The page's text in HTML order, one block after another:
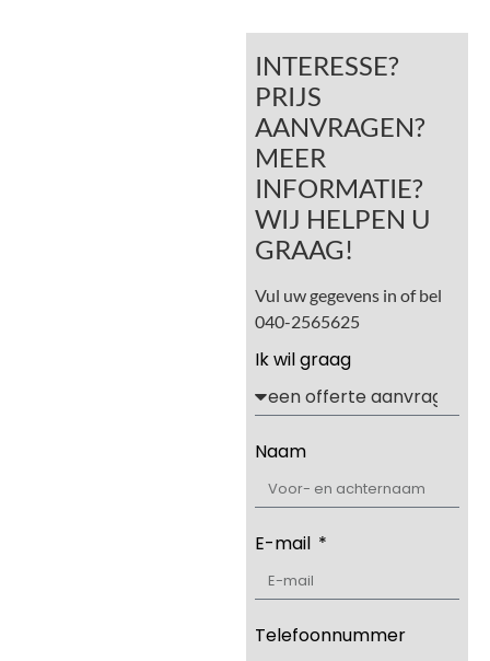
INTERESSE?
PRIJS
AANVRAGEN?
MEER
INFORMATIE?
WIJ HELPEN U
GRAAG!
Vul uw gegevens in of bel
040-2565625
Ik wil graag
Naam
E-mail
Telefoonnummer